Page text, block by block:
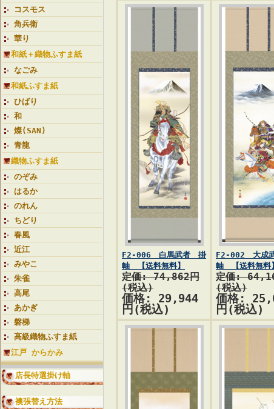
コスモス
角兵衛
華り
和紙＋織物ふすま紙
なごみ
和紙ふすま紙
ひばり
和
燦(SAN)
青龍
織物ふすま紙
のぞみ
はるか
のれん
ちどり
春風
近江
みやこ
朱雀
高尾
あかぎ
磐梯
高級織物ふすま紙
江戸 からかみ
店長特選掛け軸
襖張替え方法
F2-006 白馬武者 掛
軸 【送料無料】
定価: 74,862円
(税込)
価格: 29,944
円(税込)
F2-002 大成
軸 【送料無料】
定価:
(税込)
価格:
円(税込)